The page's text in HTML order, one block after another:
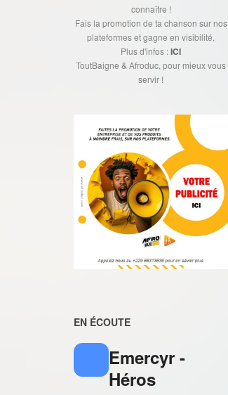
connaître !
Fais la promotion de ta chanson sur nos
plateformes et gagne en visibilité.
Plus d'infos :ICI
ToutBaigne & Afroduc, pour mieux vous
servir !
EN ÉCOUTE
Emercyr -
Héros